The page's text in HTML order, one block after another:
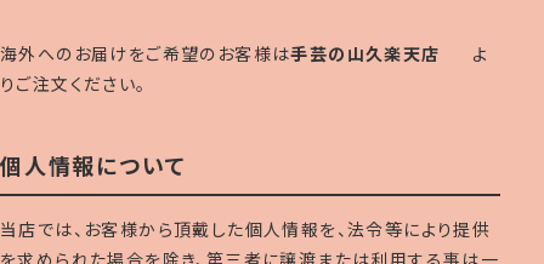
海外へのお届けをご希望のお客様は手芸の山久楽天店
よ
りご注文ください。
個人情報について
当店では、お客様から頂戴した個人情報を、法令等により提供
を求められた場合を除き、第三者に譲渡または利用する事は一